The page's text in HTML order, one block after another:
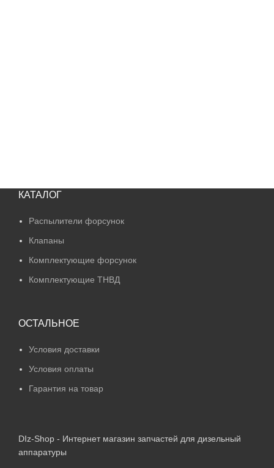
КАТАЛОГ
Распылители форсунок
Клапаны
Комплектующие форсунок
Комплектующие ТНВД
ОСТАЛЬНОЕ
Условия доставки
Условия оплаты
Гарантия на товар
DIz-Shop - Интернет магазин запчастей для дизельный
аппаратуры